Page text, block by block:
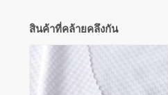
สินค้าที่คล้ายคลึงกัน